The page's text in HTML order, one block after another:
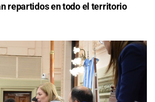
repartidos en todo el territorio